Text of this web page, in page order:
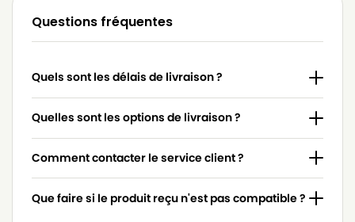
SIDAMO
SIDAMO MC 16I
Questions fréquentes
Quels sont les délais de livraison ?
Quelles sont les options de livraison ?
Comment contacter le service client ?
Que faire si le produit reçu n'est pas compatible ?